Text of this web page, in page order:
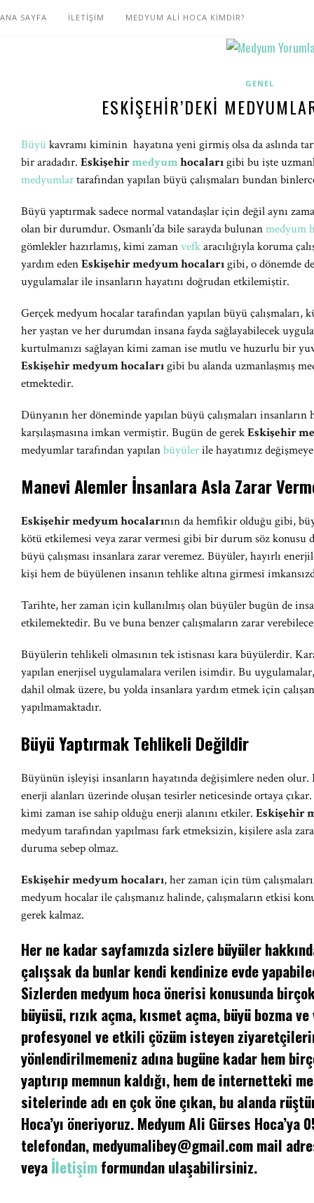
ANA SAYFA İLETİŞİM MEDYUM ALİ HOCA KİMDİR?
GENEL
ESKIŞEHIR’DEKI
Büyü kavramı kiminin hayatına yeni girmiş olsa da aslında
bir aradadır. Eskişehirmedyumhocalarıgibi bu işte
medyumlartarafından yapılan büyü çalışmaları bundan
Büyü yaptırmak sadece normal vatandaşlar için değil aynı
olan bir durumdur. Osmanlı’da bile sarayda bulunanmedyum
gömlekler hazırlamış, kimi zamanvefkaracılığıyla koruma
yardım edenEskişehir medyum hocalarıgibi, o dönemde
uygulamalar ile insanların hayatını doğrudan etkilemiştir.
Gerçek medyum hocalar tarafından yapılan büyü
her yaştan ve her durumdan insana fayda sağlayabilecek
kurtulmanızı sağlayan kimi zaman ise mutlu ve huzurlu bir
Eskişehir medyum hocalarıgibi bu alanda uzmanlaşmış
etmektedir.
Dünyanın her döneminde yapılan büyü çalışmaları
karşılaşmasına imkan vermiştir. Bugün de gerekEskişehir
medyumlar tarafından yapılanbüyülerile hayatımız
Manevi Alemler İnsanlara Asla Zarar
Eskişehir medyum hocalarının da hemfikir olduğu gibi,
kötü etkilemesi veya zarar vermesi gibi bir durum söz
büyü çalışması insanlara zarar veremez. Büyüler, hayırlı
kişi hem de büyülenen insanın tehlike altına girmesi
Tarihte, her zaman için kullanılmış olan büyüler bugün de
etkilemektedir. Bu ve buna benzer çalışmaların zarar
Büyülerin tehlikeli olmasının tek istisnası kara büyülerdir.
yapılan enerjisel uygulamalara verilen isimdir. Bu
dahil olmak üzere, bu yolda insanlara yardım etmek için
yapılmamaktadır.
Büyü Yaptırmak Tehlikeli Değildir
Büyünün işleyişi insanların hayatında değişimlere neden
enerji alanları üzerinde oluşan tesirler neticesinde ortaya
kimi zaman ise sahip olduğu enerji alanını etkiler. Eskişehir
medyum tarafından yapılması fark etmeksizin, kişilere asla
duruma sebep olmaz.
Eskişehir medyum hocaları, her zaman için tüm
medyum hocalar ile çalışmanız halinde, çalışmaların etkisi
gerek kalmaz.
Her ne kadar sayfamızda sizlere büyüler
çalışsak da bunlar kendi kendinize evde
Sizlerden medyum hoca önerisi konusunda
büyüsü, rızık açma, kısmet açma, büyü bozma
profesyonel ve etkili çözüm isteyen
yönlendirilmemeniz adına bugüne kadar hem
yaptırıp memnun kaldığı, hem de internetteki
sitelerinde adı en çok öne çıkan, bu alanda
Hoca’yı öneriyoruz. Medyum Ali Gürses Hoca’ya
telefondan,medyumalibey@gmail.commail
veyaİletişimformundan ulaşabilirsiniz.